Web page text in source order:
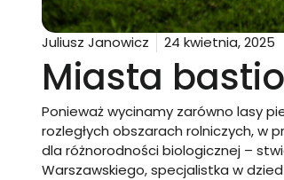
Juliusz Janowicz 24 kwietnia, 2025
Miasta
Ponieważ wycinamy zarówno lasy
rozległych obszarach rolniczych, w
dla różnorodności biologicznej –
Warszawskiego, specjalistka w